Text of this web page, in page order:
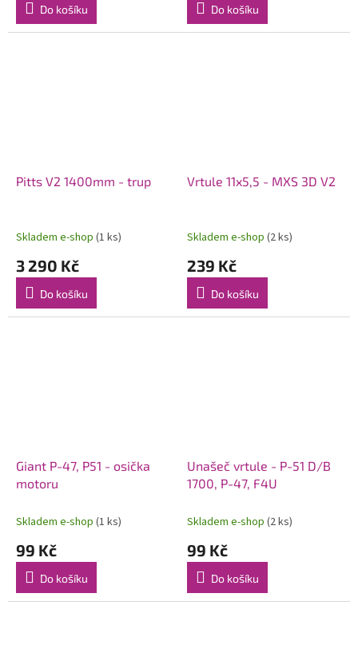
Do košíku Do košíku
Pitts V2 1400mm - trup
Skladem e-shop (1 ks)
3 290 Kč
Do košíku
Vrtule 11x5,5 - MXS 3D V2
Skladem e-shop (2 ks)
239 Kč
Do košíku
Giant P-47, P51 - osička
motoru
Skladem e-shop (1 ks)
99 Kč
Do košíku
Unašeč vrtule - P-51 D/B
1700, P-47, F4U
Skladem e-shop (2 ks)
99 Kč
Do košíku